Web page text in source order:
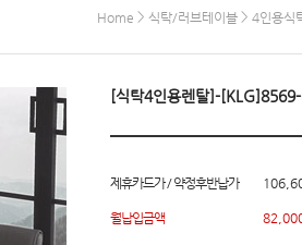
Home > 식탁/러브테이블 > 4인용식
[식탁4인용렌탈]-
제휴카드가 / 약정후반납가
월납입금액